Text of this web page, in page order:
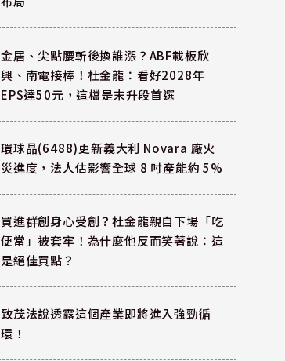
金居、尖點腰斬後換誰漲？ABF載板欣
興、南電接棒！杜金龍：看好2028年
EPS達50元，這檔是末升段首選
環球晶(6488)更新義大利 Novara 廠火
災進度，法人估影響全球 8 吋產能約 5%
買進群創身心受創？杜金龍親自下場「吃
便當」被套牢！為什麼他反而笑著說：這
是絕佳買點？
致茂法說透露這個產業即將進入強勁循
環！